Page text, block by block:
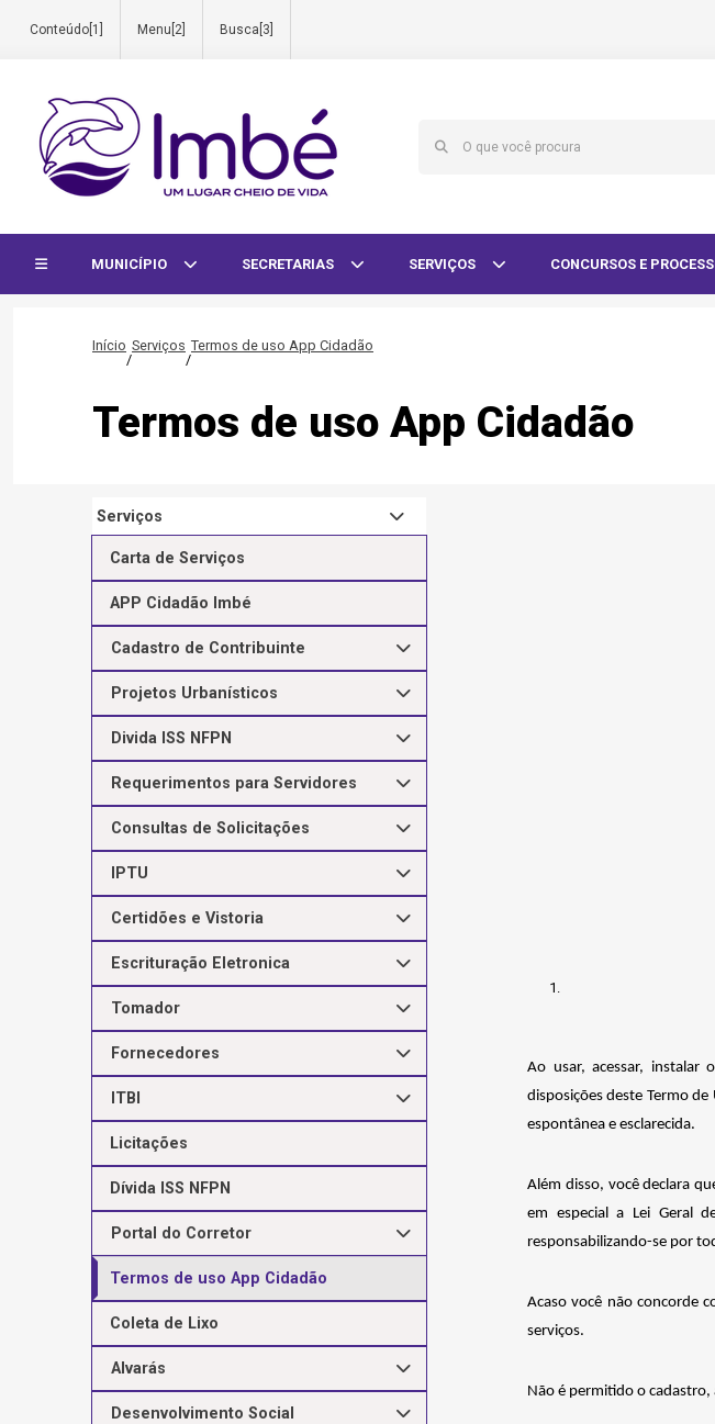
Conteúdo[1] Menu[2] Busca[3]
MUNICÍPIO SECRETARIAS SERVIÇOS CONCURSOS E
Início
/
Serviços
/
Termos de uso App Cidadão
Termos de uso App Cidadão
Serviços
Carta de Serviços
APP Cidadão Imbé
Cadastro de Contribuinte
Projetos Urbanísticos
Divida ISS NFPN
Requerimentos para Servidores
Consultas de Solicitações
IPTU
Certidões e Vistoria
Escrituração Eletronica
Tomador
Fornecedores
ITBI
Licitações
Dívida ISS NFPN
Portal do Corretor
Termos de uso App Cidadão
Coleta de Lixo
Alvarás
Desenvolvimento Social
Ao usar, acessar, instalar
disposições deste Termo
espontânea e esclarecida.
Além disso, você declara
em especial a Lei Geral
responsabilizando-se por
Acaso você não concorde
serviços.
Não é permitido o cadastro,